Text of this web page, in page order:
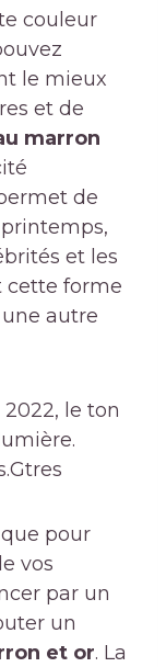
couleur
le mieux
et de
marron
de
et les
cette forme
autre
le ton
Gtres
pour
vos
par un
un
et or. La